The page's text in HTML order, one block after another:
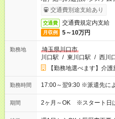
交通費別途支給あり
交通費 交通費規定内支給
月収例 5～10万円
勤務地
埼玉県川口市
川口駅 / 東川口駅 / 西川
【勤務地選べます】介護
勤務時間 17:00～翌9:30 ※派遣先に
期間 2ヶ月～OK ※スタート日